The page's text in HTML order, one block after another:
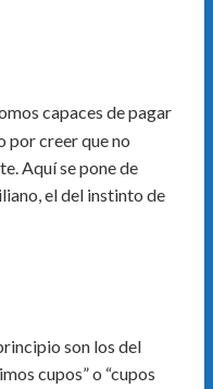
capaces de pagar
por creer que no
Aquí se pone de
el del instinto de
son los del
cupos” o “cupos